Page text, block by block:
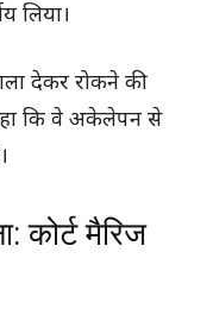
लिया।
देकर रोकने की
कि वे अकेलेपन से
कोर्ट मैरिज